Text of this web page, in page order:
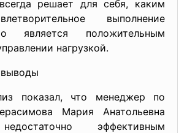
решает для себя, каким
выполнение
является положительным
нагрузкой.
показал, что менеджер по
Мария Анатольевна
эффективным